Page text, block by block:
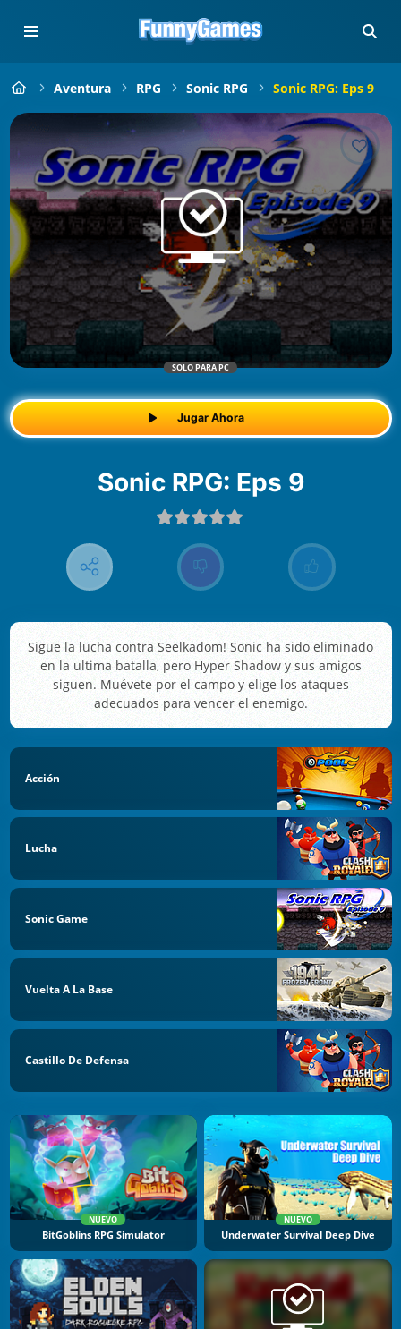
Aventura RPG Sonic RPG Sonic RPG: Eps 9
SOLO PARA PC
Jugar Ahora
Sonic RPG: Eps 9
Sigue la lucha contra Seelkadom! Sonic ha sido eliminado
en la ultima batalla, pero Hyper Shadow y sus amigos
siguen. Muévete por el campo y elige los ataques
adecuados para vencer el enemigo.
Acción
Lucha
Sonic Game
Vuelta A La Base
Castillo De Defensa
NUEVO
BitGoblins RPG Simulator
NUEVO
Underwater Survival Deep Dive